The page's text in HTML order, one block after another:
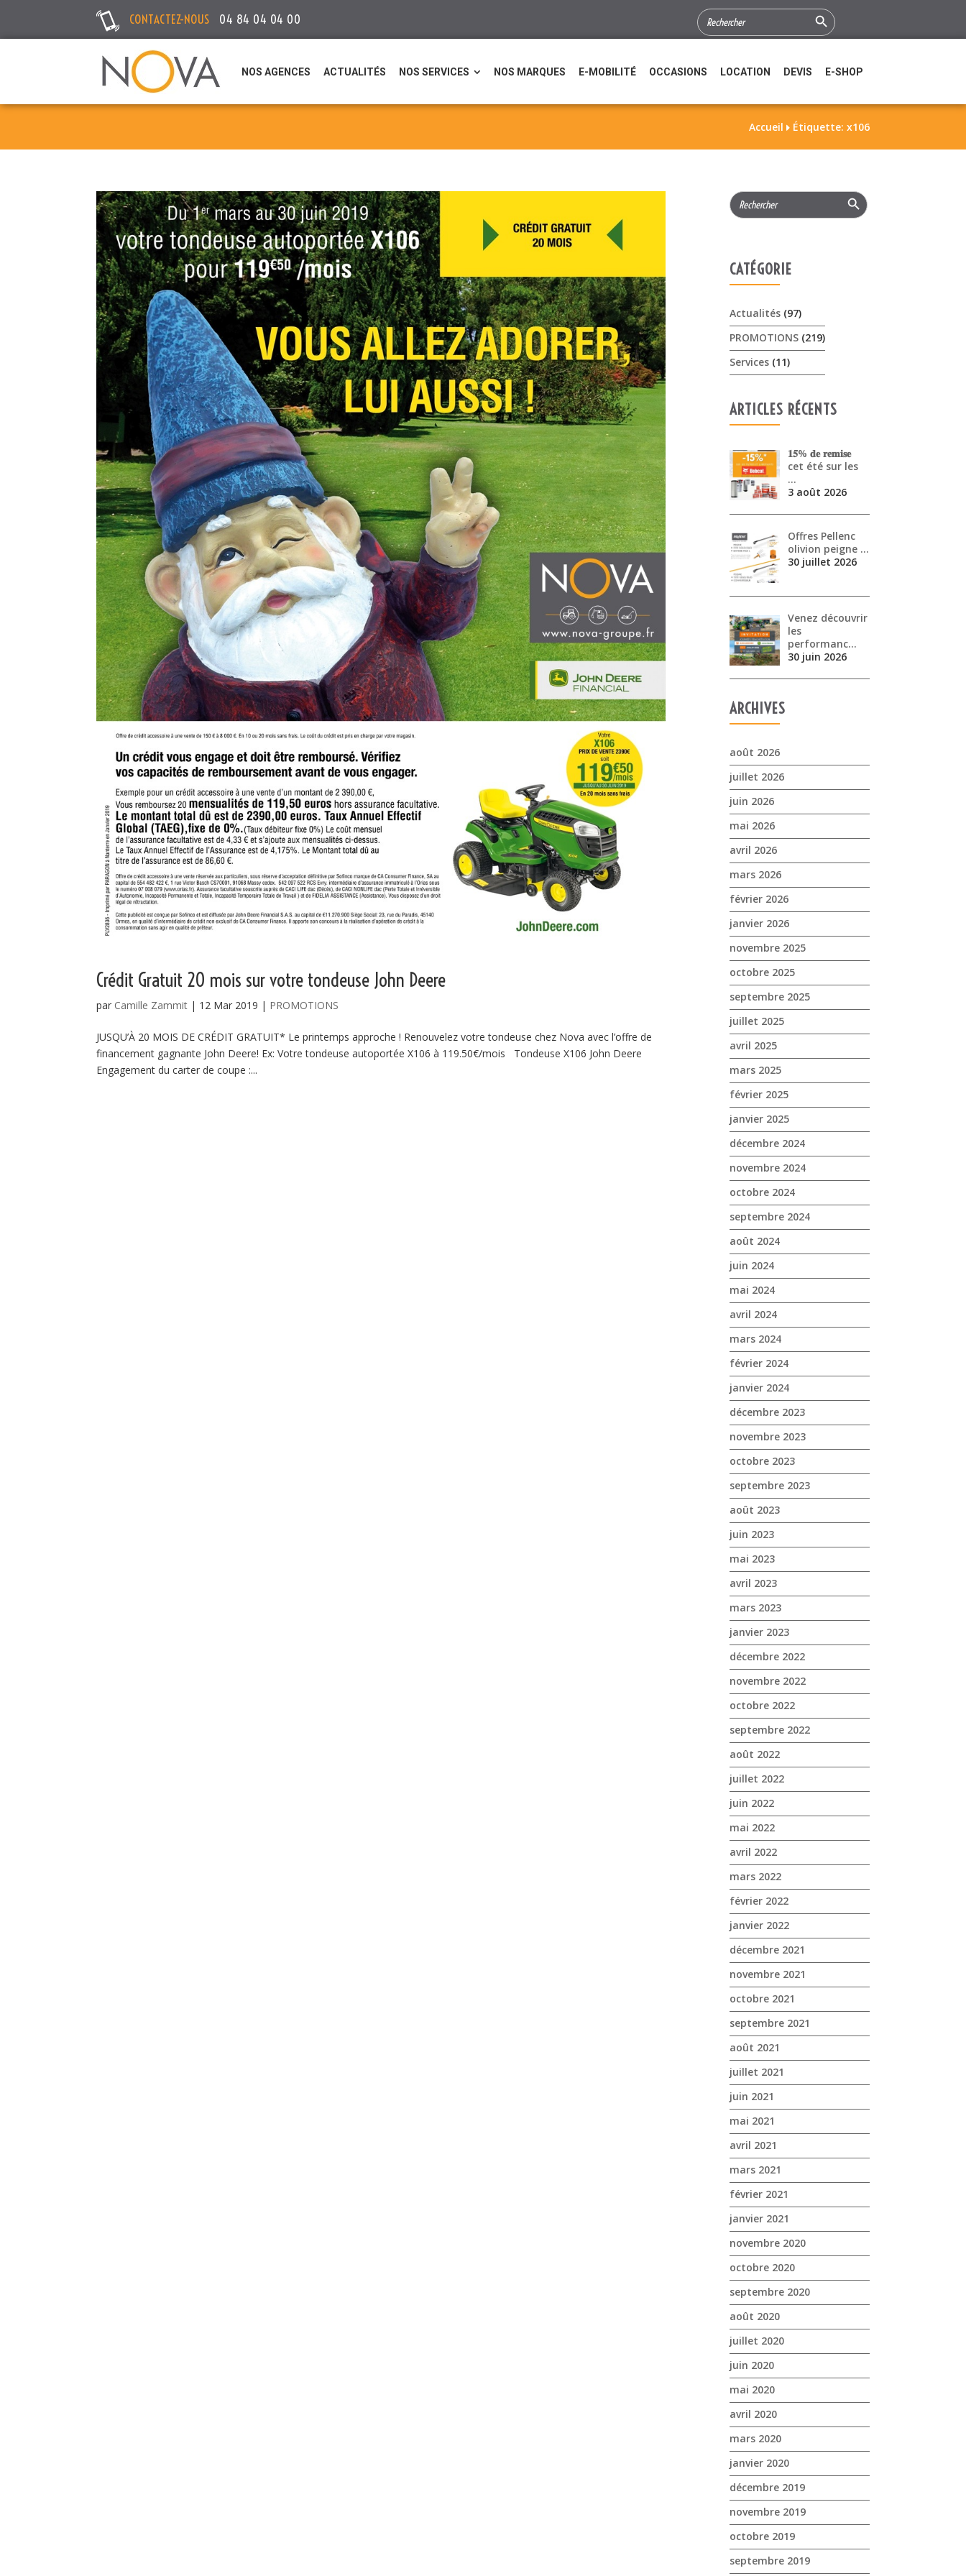
CONTACTEZ-NOUS 04 84 04 04 00
SEARCH
FOR:
Search Button
NOS AGENCES ACTUALITÉS NOS SERVICES NOS MARQUES E-MOBILITÉ OCCASIONS LOCATION DEVIS E-SHOP
Accueil  Étiquette: x106
Crédit Gratuit 20 mois sur votre tondeuse John Deere
par Camille Zammit | 12 Mar 2019 | PROMOTIONS
JUSQU’À 20 MOIS DE CRÉDIT GRATUIT* Le printemps approche ! Renouvelez votre tondeuse chez Nova avec l’offre de
financement gagnante John Deere! Ex: Votre tondeuse autoportée X106 à 119.50€/mois Tondeuse X106 John Deere
Engagement du carter de coupe :...
Search
for:
Search Button
CATÉGORIE
Actualités (97)
PROMOTIONS (219)
Services (11)
ARTICLES RÉCENTS
𝟏𝟓% 𝐝𝐞 𝐫𝐞𝐦𝐢𝐬𝐞
cet été sur les
…
3 août 2026
Offres Pellenc
olivion peigne …
30 juillet 2026
Venez découvrir
les
performanc…
30 juin 2026
ARCHIVES
août 2026
juillet 2026
juin 2026
mai 2026
avril 2026
mars 2026
février 2026
janvier 2026
novembre 2025
octobre 2025
septembre 2025
juillet 2025
avril 2025
mars 2025
février 2025
janvier 2025
décembre 2024
novembre 2024
octobre 2024
septembre 2024
août 2024
juin 2024
mai 2024
avril 2024
mars 2024
février 2024
janvier 2024
décembre 2023
novembre 2023
octobre 2023
septembre 2023
août 2023
juin 2023
mai 2023
avril 2023
mars 2023
janvier 2023
décembre 2022
novembre 2022
octobre 2022
septembre 2022
août 2022
juillet 2022
juin 2022
mai 2022
avril 2022
mars 2022
février 2022
janvier 2022
décembre 2021
novembre 2021
octobre 2021
septembre 2021
août 2021
juillet 2021
juin 2021
mai 2021
avril 2021
mars 2021
février 2021
janvier 2021
novembre 2020
octobre 2020
septembre 2020
août 2020
juillet 2020
juin 2020
mai 2020
avril 2020
mars 2020
janvier 2020
décembre 2019
novembre 2019
octobre 2019
septembre 2019